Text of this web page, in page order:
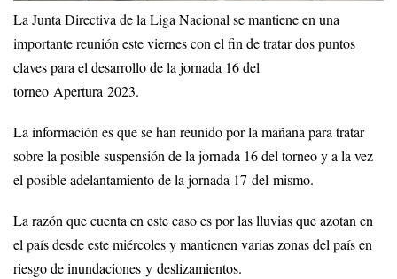
La Junta Directiva de la Liga Nacional se mantiene en una
importante reunión este viernes con el fin de tratar dos puntos
claves para el desarrollo de la jornada 16 del
torneo Apertura 2023.
La información es que se han reunido por la mañana para tratar
sobre la posible suspensión de la jornada 16 del torneo y a la vez
el posible adelantamiento de la jornada 17 del mismo.
La razón que cuenta en este caso es por las lluvias que azotan en
el país desde este miércoles y mantienen varias zonas del país en
riesgo de inundaciones y deslizamientos.